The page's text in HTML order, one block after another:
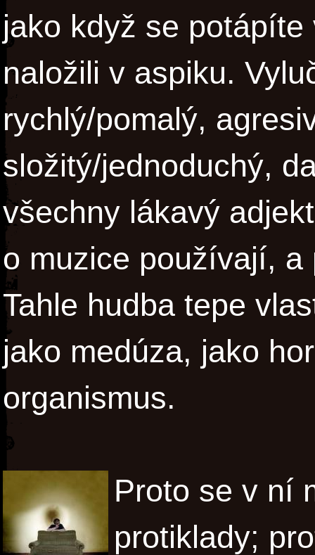
jako když se
naložili v aspiku.
rychlý/pomalý,
složitý/jednoduchý,
všechny lákavý
o muzice používají,
Tahle hudba tepe
jako medúza, jako
organismus.
Proto se v ní
protiklady;